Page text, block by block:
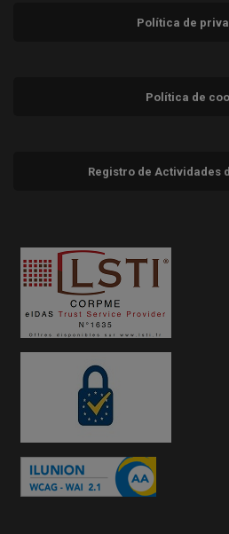
Política de
Política de
Registro de Actividades